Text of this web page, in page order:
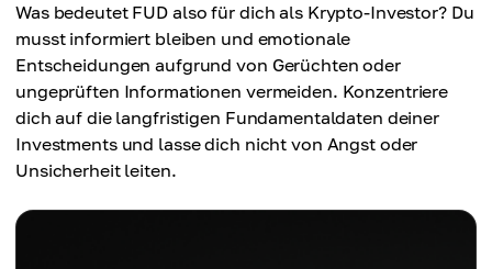
Was bedeutet FUD also für dich als Krypto-Investor? Du
musst informiert bleiben und emotionale
Entscheidungen aufgrund von Gerüchten oder
ungeprüften Informationen vermeiden. Konzentriere
dich auf die langfristigen Fundamentaldaten deiner
Investments und lasse dich nicht von Angst oder
Unsicherheit leiten.